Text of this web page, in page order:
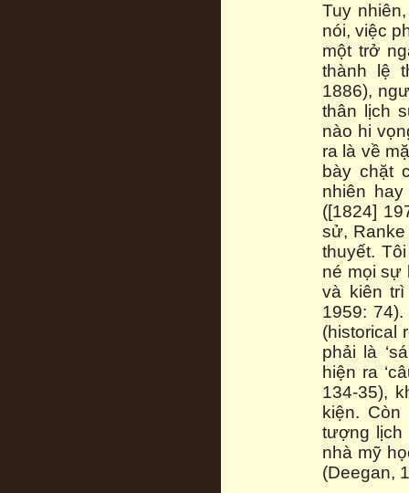
Tuy
nói, việc
một trở
thành lệ
1886),
thân lịch
nào hi
ra là về
bày chặt
nhiên
([1824]
sử, Ranke
thuyết.
né mọi sự
và kiên trì
1959:
(historical
phải là
hiện ra
134-35),
kiện.
tượng lịch
nhà mỹ
(Deegan,